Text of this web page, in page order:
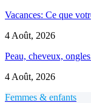
Vacances: Ce que
4 Août, 2026
Peau, cheveux,
4 Août, 2026
Femmes & enfants